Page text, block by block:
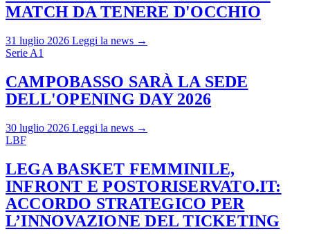
MATCH DA TENERE D'OCCHIO
31 luglio 2026 Leggi la news →
Serie A1
CAMPOBASSO SARÀ LA SEDE
DELL'OPENING DAY 2026
30 luglio 2026 Leggi la news →
LBF
LEGA BASKET FEMMINILE,
INFRONT E POSTORISERVATO.IT:
ACCORDO STRATEGICO PER
L’INNOVAZIONE DEL TICKETING